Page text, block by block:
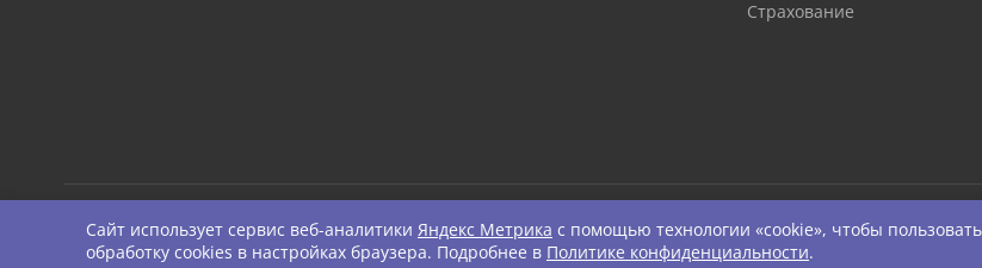
Страхование
© Personal Guide. All rights Reserved.
Сайт использует сервис веб-аналитики Яндекс Метрика с помощью технологии «cookie», чтобы
обработку cookies в настройках браузера. Подробнее в Политике конфиденциальности.